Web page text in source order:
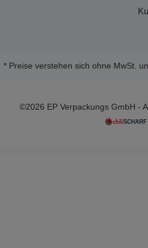
* Preise verstehen sich ohne MwSt.
©2026 EP Verpackungs GmbH -